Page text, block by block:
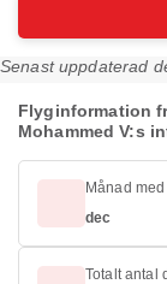
Senast uppdaterad
Flyginformation
Mohammed V:s
Månad
dec
Totalt antal